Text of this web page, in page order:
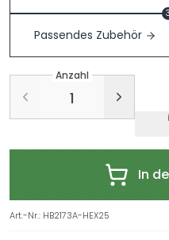
Passendes Zubehör
3
Anzahl
In
Art.-Nr.: HB2173A-HEX25